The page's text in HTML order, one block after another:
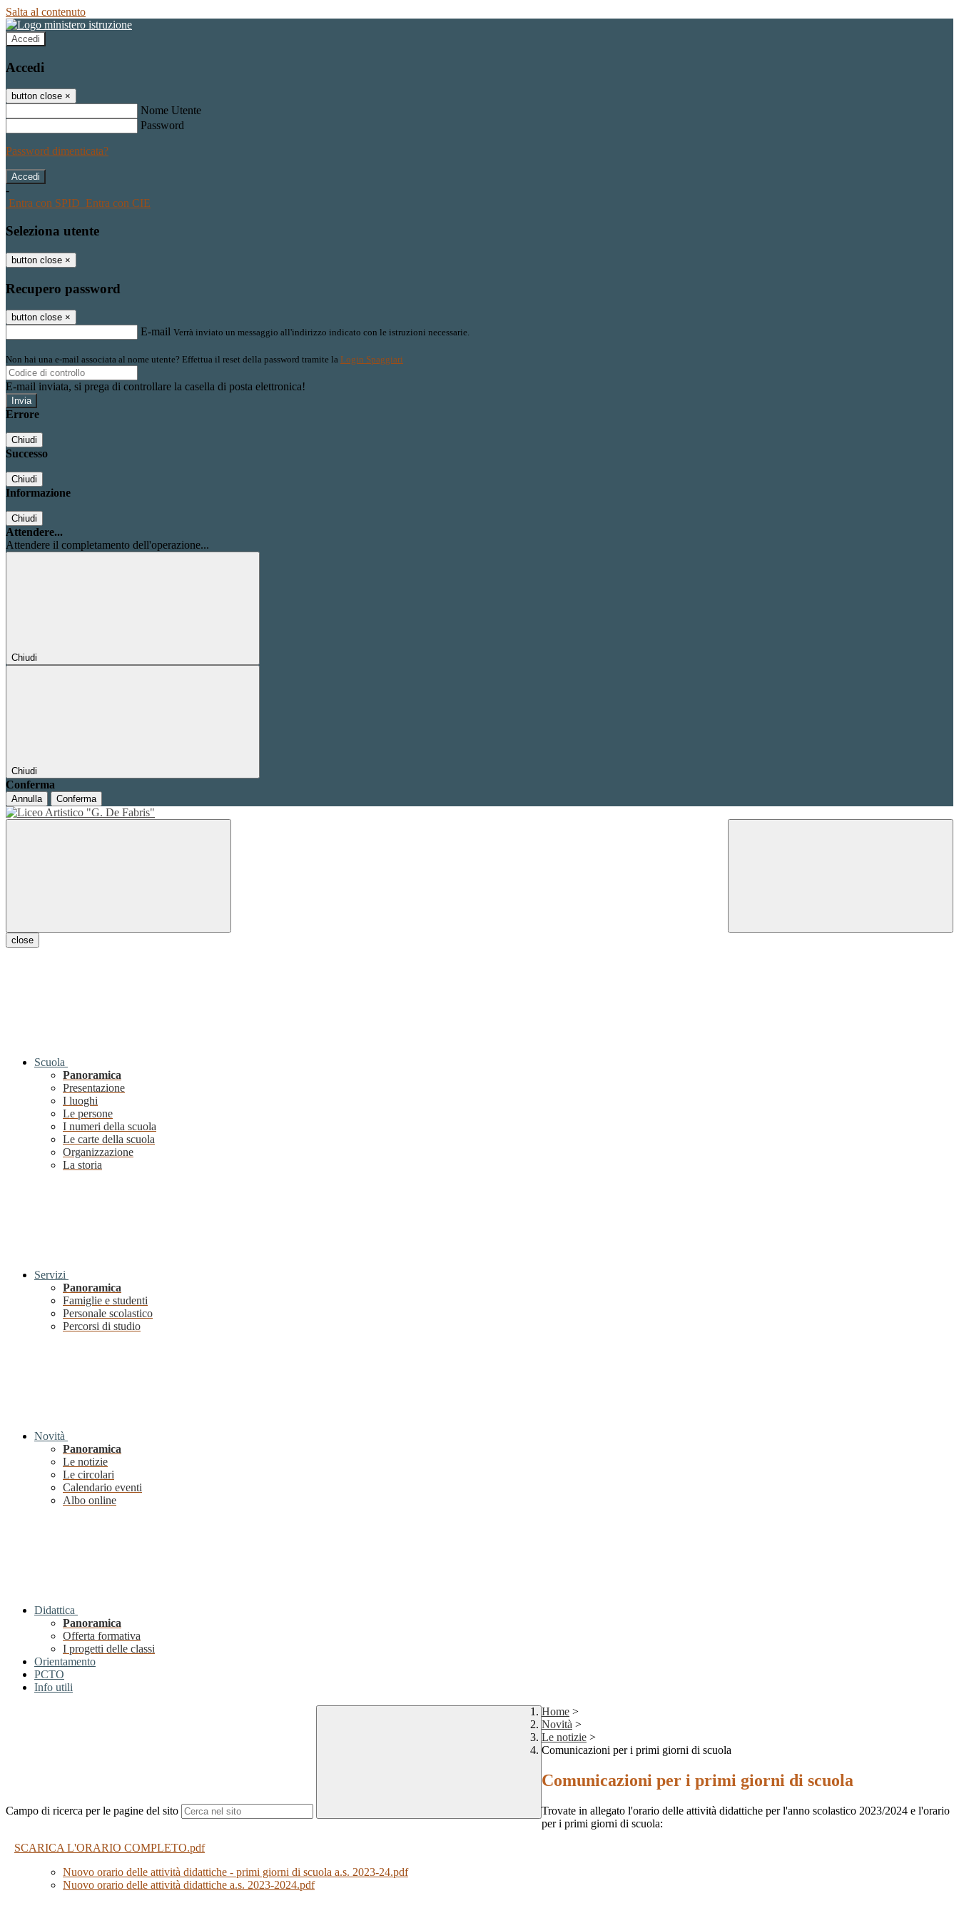
Salta al contenuto
Accedi
Accedi
button close ×
Nome Utente
Password
Password dimenticata?
-
Entra con SPID Entra con CIE
Seleziona utente
button close ×
Recupero password
button close ×
E-mail Verrà inviato un messaggio all'indirizzo indicato con le istruzioni necessarie.
Non hai una e-mail associata al nome utente? Effettua il reset della password tramite la Login Spaggiari
E-mail inviata, si prega di controllare la casella di posta elettronica!
Errore
Chiudi
Successo
Chiudi
Informazione
Chiudi
Attendere...
Attendere il completamento dell'operazione...
Chiudi
Chiudi
Conferma
Annulla Conferma
close
Scuola
Panoramica
Presentazione
I luoghi
Le persone
I numeri della scuola
Le carte della scuola
Organizzazione
La storia
Servizi
Panoramica
Famiglie e studenti
Personale scolastico
Percorsi di studio
Novità
Panoramica
Le notizie
Le circolari
Calendario eventi
Albo online
Didattica
Panoramica
Offerta formativa
I progetti delle classi
Orientamento
PCTO
Info utili
Campo di ricerca per le pagine del sito
Home >
Novità >
Le notizie >
Comunicazioni per i primi giorni di scuola
Comunicazioni per i primi giorni di scuola
Trovate in allegato l'orario delle attività didattiche per l'anno scolastico 2023/2024 e l'orario
per i primi giorni di scuola:
SCARICA L'ORARIO COMPLETO.pdf
Nuovo orario delle attività didattiche - primi giorni di scuola a.s. 2023-24.pdf
Nuovo orario delle attività didattiche a.s. 2023-2024.pdf